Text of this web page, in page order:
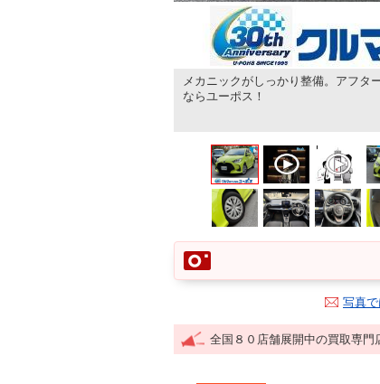
メカニックがしっかり整備。アフタ
ならユーポス！
写真
全国８０店舗展開中の買取専門